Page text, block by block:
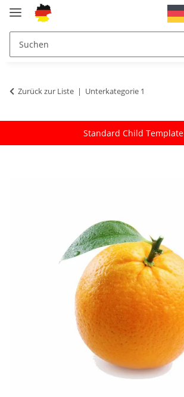
Zurück zur Liste Unterkategorie 1
Standard Child Template